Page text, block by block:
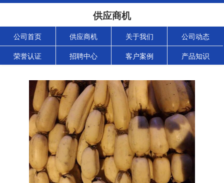
供应商机
公司首页 供应商机 关于我们 公司动态
荣誉认证 招聘中心 客户案例 产品知识